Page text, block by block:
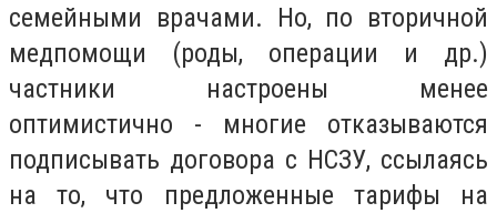
семейными врачами. Но, по вторичной
медпомощи (роды, операции и др.)
частники настроены менее
оптимистично - многие отказываются
подписывать договора с НСЗУ, ссылаясь
на то, что предложенные тарифы на